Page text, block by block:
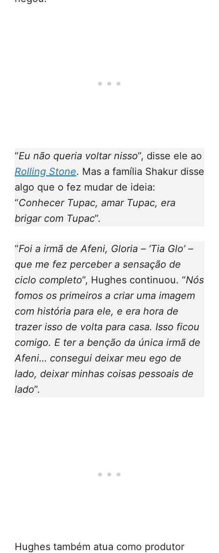
“Eu não queria voltar nisso”, disse ele ao
Rolling Stone. Mas a família Shakur disse
algo que o fez mudar de ideia:
“Conhecer Tupac, amar Tupac, era
brigar com Tupac”.
“Foi a irmã de Afeni, Gloria – ‘Tia Glo’ –
que me fez perceber a sensação de
ciclo completo”, Hughes continuou. “Nós
fomos os primeiros a criar uma imagem
com história para ele, e era hora de
trazer isso de volta para casa. Isso ficou
comigo. E ter a benção da única irmã de
Afeni… consegui deixar meu ego de
lado, deixar minhas coisas pessoais de
lado”.
Hughes também atua como produtor